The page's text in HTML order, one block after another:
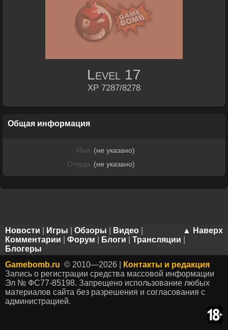
Level 17
XP 7287/8278
Общая информация
Имя (не указано)
Откуда (не указано)
▲ Наверх
Новости Игры Обзоры Видео
Комментарии
Форум Блоги Трансляции
Блогеры
Gamebomb.ru © 2010—2026 |
Контакты и редакция
Запись о регистрации средства массовой информации
Эл № ФС77-85198. Запрещено использование любых
материалов сайта без разрешения и согласования с
администрацией.